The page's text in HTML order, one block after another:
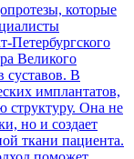
которые
Великого
суставов. В
имплантатов,
структуру. Она не
но и создает
ткани пациента.